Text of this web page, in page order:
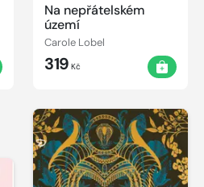
Na nepřátelském
území
Carole Lobel
319 Kč